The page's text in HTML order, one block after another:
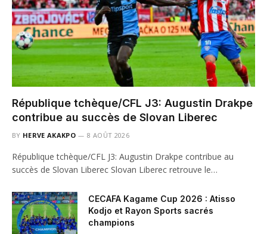
République tchèque/CFL J3: Augustin Drakpe
contribue au succès de Slovan Liberec
BY HERVE AKAKPO 8 AOÛT 2026
République tchèque/CFL J3: Augustin Drakpe contribue au
succès de Slovan Liberec Slovan Liberec retrouve le…
CECAFA Kagame Cup 2026 : Atisso
Kodjo et Rayon Sports sacrés
champions